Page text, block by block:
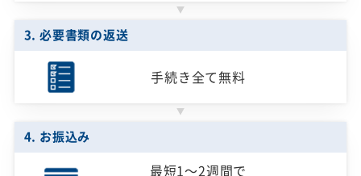
3. 必要書類の返送
手続き全て無料
4. お振込み
最短1～2週間で